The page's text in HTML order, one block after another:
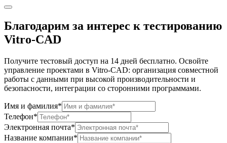
Благодарим за интерес к тестированию
Vitro-CAD
Получите тестовый доступ на 14 дней бесплатно. Освойте
управление проектами в Vitro-CAD: организация совместной
работы с данными при высокой производительности и
безопасности, интеграции со сторонними программами.
Имя и фамилия*
Телефон*
Электронная почта*
Название компании*